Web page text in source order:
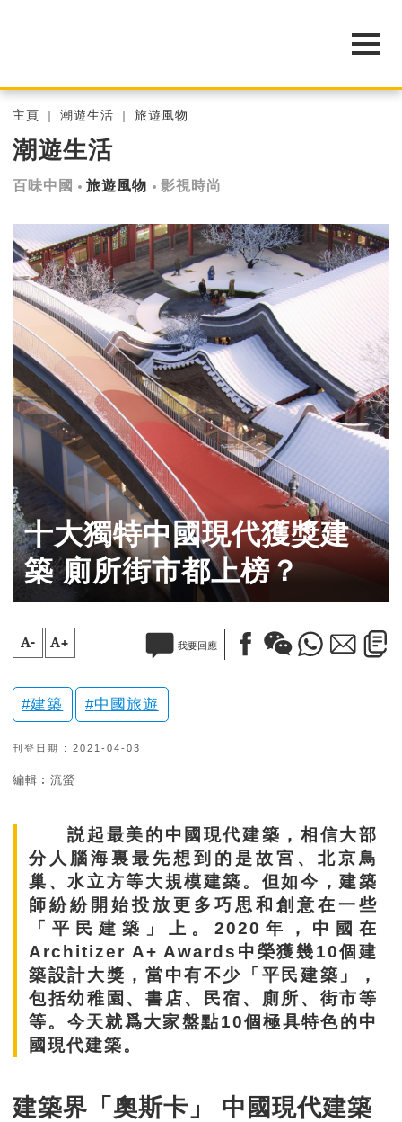
主頁 潮遊生活 旅遊風物
潮遊生活
百味中國 旅遊風物 影視時尚
十大獨特中國現代獲獎建
築 廁所街市都上榜？
A- A+ 我要回應
建築 中國旅遊
刊登日期 : 2021-04-03
編輯︰流螢
説起最美的中國現代建築，相信大部
分人腦海裏最先想到的是故宮、北京鳥
巢、水立方等大規模建築。但如今，建築
師紛紛開始投放更多巧思和創意在一些
「平民建築」上。2020年，中國在
Architizer A+ Awards中榮獲幾10個建
築設計大獎，當中有不少「平民建築」，
包括幼稚園、書店、民宿、廁所、街市等
等。今天就爲大家盤點10個極具特色的中
國現代建築。
建築界「奧斯卡」 中國現代建築